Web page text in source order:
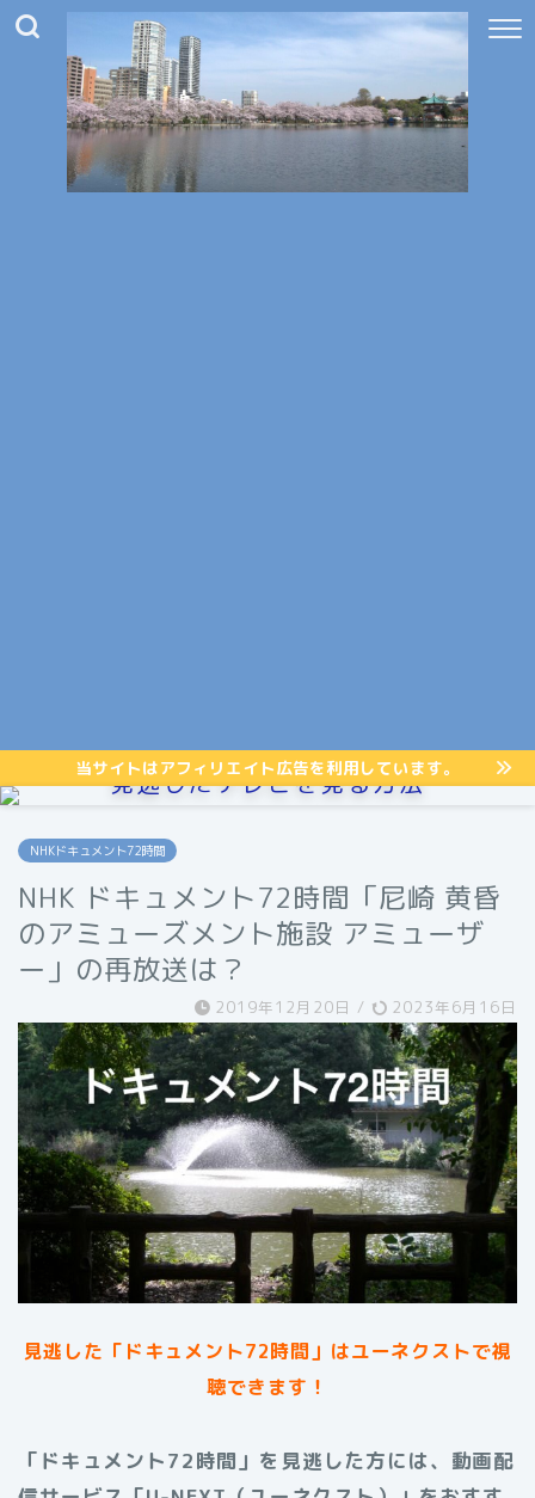
当サイトはアフィリエイト広告を利用しています。
見逃したテレビを見る方法
NHKドキュメント72時間
NHK ドキュメント72時間「尼崎 黄昏
のアミューズメント施設 アミューザ
ー」の再放送は？
2019年12月20日 / 2023年6月16日
見逃した「ドキュメント72時間」はユーネクストで視
聴できます！
「ドキュメント72時間」を見逃した方には、動画配